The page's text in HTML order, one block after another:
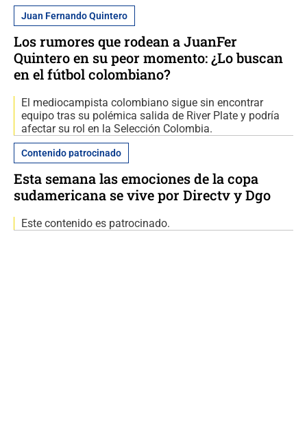
Juan Fernando Quintero
Los rumores que rodean a JuanFer
Quintero en su peor momento: ¿Lo buscan
en el fútbol colombiano?
El mediocampista colombiano sigue sin encontrar
equipo tras su polémica salida de River Plate y podría
afectar su rol en la Selección Colombia.
Contenido patrocinado
Esta semana las emociones de la copa
sudamericana se vive por Directv y Dgo
Este contenido es patrocinado.